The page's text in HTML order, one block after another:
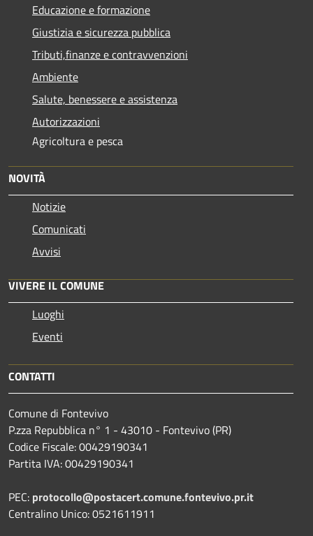
Educazione e formazione
Giustizia e sicurezza pubblica
Tributi,finanze e contravvenzioni
Ambiente
Salute, benessere e assistenza
Autorizzazioni
Agricoltura e pesca
NOVITÀ
Notizie
Comunicati
Avvisi
VIVERE IL COMUNE
Luoghi
Eventi
CONTATTI
Comune di Fontevivo
P.zza Repubblica n° 1 - 43010 - Fontevivo (PR)
Codice Fiscale: 00429190341
Partita IVA: 00429190341
PEC: protocollo@postacert.comune.fontevivo.pr.it
Centralino Unico: 0521611911